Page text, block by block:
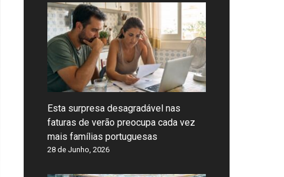
Esta surpresa desagradável nas
faturas de verão preocupa cada vez
mais famílias portuguesas
28 de Junho, 2026